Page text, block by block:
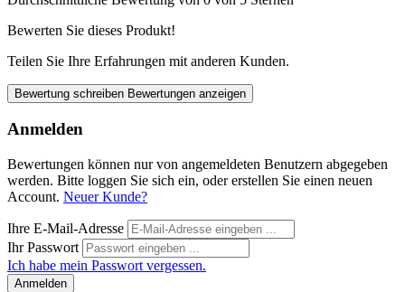
Bewerten Sie dieses Produkt!
Teilen Sie Ihre Erfahrungen mit anderen Kunden.
Bewertung schreiben Bewertungen anzeigen
Anmelden
Bewertungen können nur von angemeldeten Benutzern abgegeben
werden. Bitte loggen Sie sich ein, oder erstellen Sie einen neuen
Account. Neuer Kunde?
Ihre E-Mail-Adresse
Ihr Passwort
Ich habe mein Passwort vergessen.
Anmelden